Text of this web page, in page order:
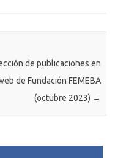
de publicaciones en
de Fundación FEMEBA
(octubre 2023) →